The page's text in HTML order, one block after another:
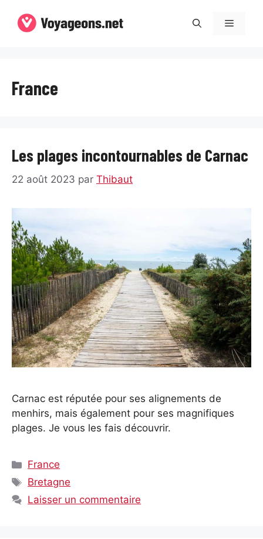
contenu
Menu
France
Les plages incontournables de Carnac
22 août 2023 par Thibaut
Carnac est réputée pour ses alignements de
menhirs, mais également pour ses magnifiques
plages. Je vous les fais découvrir.
Catégories
France
Étiquettes
Bretagne
Laisser un commentaire